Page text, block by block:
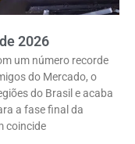
2026
um número recorde
do Mercado, o
do Brasil e acaba
a fase final da
coincide